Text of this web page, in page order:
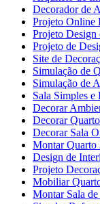
Decorador de
Projeto Online
Projeto Design
Projeto de
Site de
Simulação de
Simulação de
Sala Simples e
Decorar
Decorar
Decorar Sala
Montar Quarto
Design de
Projeto
Mobiliar
Montar Sala